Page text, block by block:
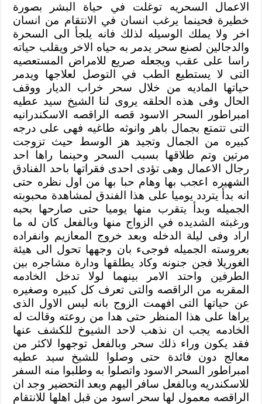
الاعمال السحريه توغلت في حياة البشر بصورة
خطيرة فحينما يرغب انسان في الانتقام من انسان
اخر ولا يملك الوسيله لذلك فانه يلجأ الى السحرة
والدجالين لصنع سحر يدمر به حياه الاخر ويقلب حياته
راسا على عقب ويجعله صريع للامراض المستعصيه
التى لا يستطيع الطب في التوصل لعلاجها ويدمر
حياتها الماديه من خلال سحر خراب الديار ووقف
الحال وفى هذه الحلقه يروى لنا الشيخ سيد عطيه
امبراطور السحر الاسود قصه الراقصه الاسكندرانيه
التى تتمتع بجمال باهر وانوثه طاغيه فهى على درجه
كبيره من الجمال وتجيد هز الوسط حيث تزوجت
مرتين وتم طلاقها بسبب السحر وحينما راها احد
رجال الاعمال وهى تؤدى احدى فقراتها باحد الفنادق
الشهيره اعجب بها وهام حبا بها من اول نظره حتى
انه بدأ يتردد يوميا على هذا الفندق لمشاهدة محبوبته
الجميله وبدأ يتقرب منها يوميا حتى صارحها بحبه
ورغبته الشديده في الزواج منها وبالفعل كان له ما
اراد وفى ليلة الدخله وبعد خروج المعازيم وانفراده
بعروسته الجميله فوجىء بان وجهها تحول الى هيئة
الغوريلا فجن جنونه وكاد يطلقها ودارة مشاجره بين
الطرفين واحتد الامر بينهما لولا تدخل الخادمه
المقربه من الراقصه والتى تعرف كل كبيره وصغيره
عن حياتها التى افهمت الزوج بانه ليس الاول الذى
يراها على هذا المنظر حتى هدا من روعته وقالت له
الخادمه يجب ان نذهب لاحد الشيوخ للكشف عنها
فقد يكون وراء ذلك سحر وبالفعل توجهوا لاكثر من
معالج دون فائدة حتى وصلوا للشيخ سيد عطيه
امبراطور السحر الاسود واتصلوا به وطلبوا منه السفر
للاسكندريه وبالفعل سافر اليهم وبعد التحضير وجد ان
الراقصه معمول لها سحر اسود من قبل اهلها للانتقام